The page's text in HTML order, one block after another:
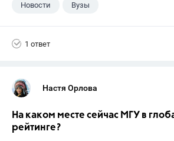
Новости Вузы
1 ответ
Настя Орлова
На каком месте сейчас МГУ в
рейтинге?